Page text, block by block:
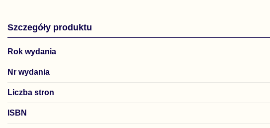
Szczegóły produktu
Rok wydania
Nr wydania
Liczba stron
ISBN